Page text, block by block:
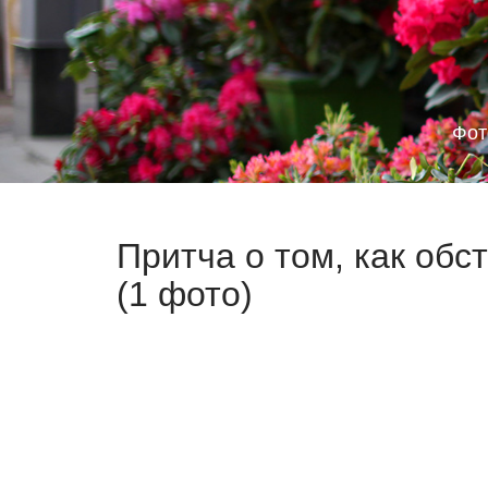
Притча о том, как
(1 фото)